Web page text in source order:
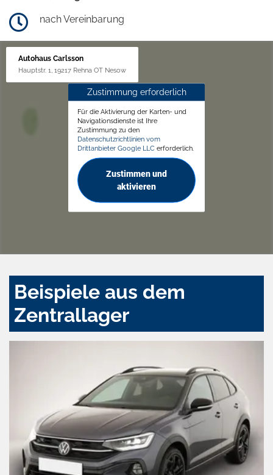
nach Vereinbarung
Autohaus Carlsson
Hauptstr. 1, 19217 Rehna OT Nesow
Zustimmung erforderlich
Für die Aktivierung der Karten- und
Navigationsdienste ist Ihre
Zustimmung zu den
Datenschutzrichtlinien vom
Drittanbieter Google LLC erforderlich.
Zustimmen und
aktivieren
Beispiele aus dem
Zentrallager